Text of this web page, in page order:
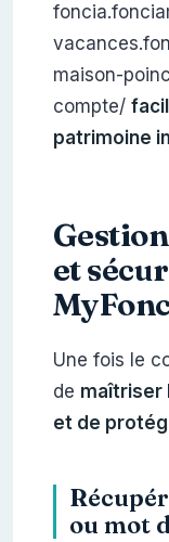
maison-
compte/
patrimoine
et
Une fois le
de maîtriser
et de
ou mot